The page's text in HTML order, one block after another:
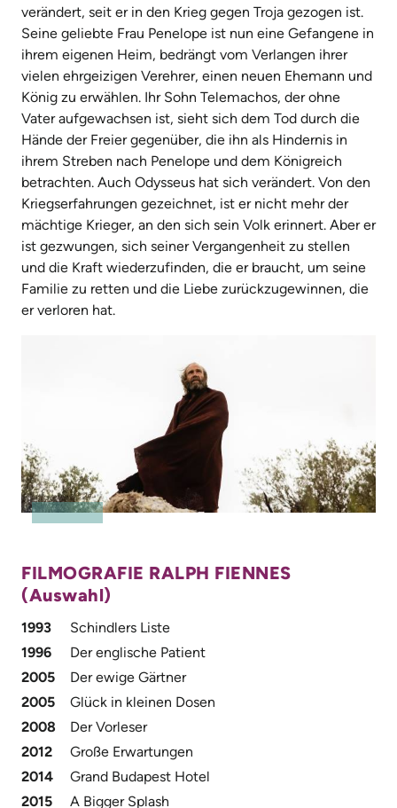
verändert, seit er in den Krieg gegen Troja gezogen ist.
Seine geliebte Frau Penelope ist nun eine Gefangene in
ihrem eigenen Heim, bedrängt vom Verlangen ihrer
vielen ehrgeizigen Verehrer, einen neuen Ehemann und
König zu erwählen. Ihr Sohn Telemachos, der ohne
Vater aufgewachsen ist, sieht sich dem Tod durch die
Hände der Freier gegenüber, die ihn als Hindernis in
ihrem Streben nach Penelope und dem Königreich
betrachten. Auch Odysseus hat sich verändert. Von den
Kriegserfahrungen gezeichnet, ist er nicht mehr der
mächtige Krieger, an den sich sein Volk erinnert. Aber er
ist gezwungen, sich seiner Vergangenheit zu stellen
und die Kraft wiederzufinden, die er braucht, um seine
Familie zu retten und die Liebe zurückzugewinnen, die
er verloren hat.
FILMOGRAFIE RALPH FIENNES
(Auswahl)
1993
Schindlers Liste
1996
Der englische Patient
2005
Der ewige Gärtner
2005
Glück in kleinen Dosen
2008
Der Vorleser
2012
Große Erwartungen
2014
Grand Budapest Hotel
2015
A Bigger Splash